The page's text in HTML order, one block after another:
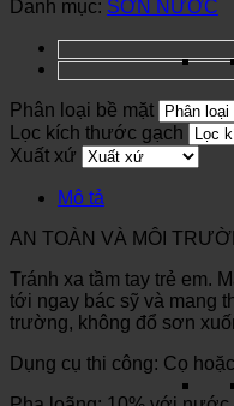
Danh mục: SƠN NƯỚC
Phân loại bề mặt
Lọc kích thước gạch
Xuất xứ
Mô tả
AN TOÀN VÀ MÔI
Tránh xa tầm tay trẻ em.
tới ngay bác sỹ và mang
trường, không đổ sơn
Dụng cụ thi công: Cọ